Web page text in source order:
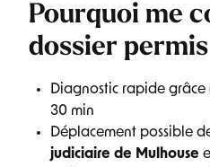
Pourquoi me
dossier
Diagnostic rapide
30 min
Déplacement possible
judiciaire de Mulhouse